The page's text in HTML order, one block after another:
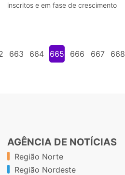
inscritos e em fase de crescimento
663 664 665 666 667 668
AGÊNCIA DE NOTÍCIAS
Região Norte
Região Nordeste